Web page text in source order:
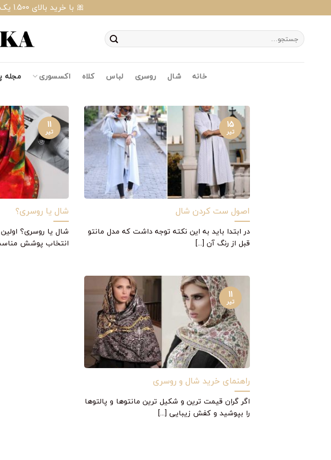
to
content
🎀 با خرید بالای 1.500 یک گیفت از پینیکا هدیه بگیرید 🎀
جستجو
برای:
خانه شال روسری لباس کلاه اکسسوری مجله
اصول ست کردن شال
در ابتدا باید به این نکته توجه داشت که مدل مانتو
قبل از رنگ آن [...]
۱۵
تیر
شال یا روسری؟
شال یا روسری؟
انتخاب پوشش
۱۱
تیر
راهنمای خرید شال و روسری
اگر گران قیمت ترین و شکیل ترین مانتوها و پالتوها
را بپوشید و کفش زیبایی [...]
۱۱
تیر